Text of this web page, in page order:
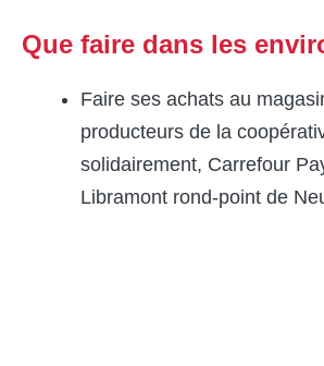
Que faire dans les
Faire ses achats au
producteurs de la
solidairement, Carrefour
Libramont rond-point de